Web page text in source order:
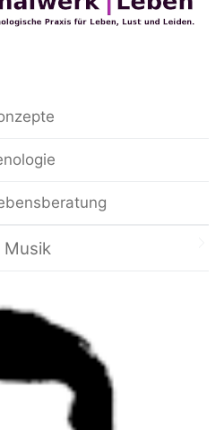
Musik